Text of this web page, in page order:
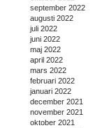
september 2022
augusti 2022
juli 2022
juni 2022
maj 2022
april 2022
mars 2022
februari 2022
januari 2022
december 2021
november 2021
oktober 2021